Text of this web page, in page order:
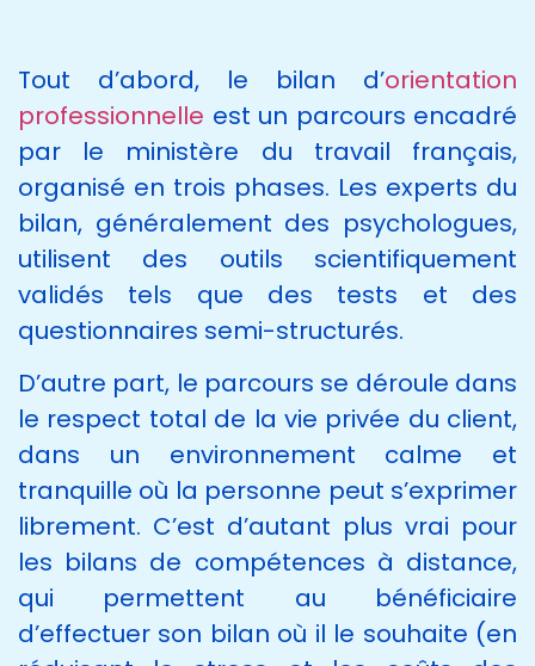
Tout d’abord, le bilan d’orientation
professionnelle est un parcours encadré
par le ministère du travail français,
organisé en trois phases. Les experts du
bilan, généralement des psychologues,
utilisent des outils scientifiquement
validés tels que des tests et des
questionnaires semi-structurés.
D’autre part, le parcours se déroule dans
le respect total de la vie privée du client,
dans un environnement calme et
tranquille où la personne peut s’exprimer
librement. C’est d’autant plus vrai pour
les bilans de compétences à distance,
qui permettent au bénéficiaire
d’effectuer son bilan où il le souhaite (en